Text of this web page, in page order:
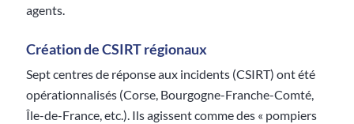
agents.
Création de CSIRT régionaux
Sept centres de réponse aux incidents (CSIRT) ont été
opérationnalisés (Corse, Bourgogne-Franche-Comté,
Île-de-France, etc.). Ils agissent comme des « pompiers